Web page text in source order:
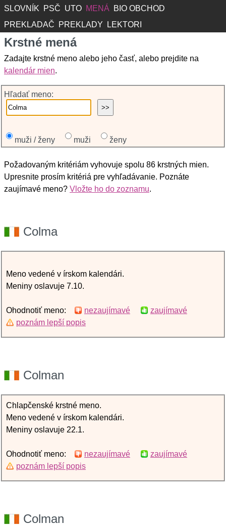
SLOVNÍK PSČ UTO MENÁ
BIO OBCHOD
PREKLADAČ
PREKLADY LEKTORI
Krstné mená
Zadajte krstné meno alebo jeho časť, alebo prejdite na
kalendár mien.
Hľadať meno:
muži / ženy muži ženy
Požadovaným kritériám vyhovuje spolu 86 krstných mien.
Upresnite prosím kritériá pre vyhľadávanie. Poznáte
zaujímavé meno? Vložte ho do zoznamu.
Colma
Meno vedené v írskom kalendári.
Meniny oslavuje 7.10.
Ohodnotiť meno: nezaujímavé
zaujímavé
poznám lepší popis
Colman
Chlapčenské krstné meno.
Meno vedené v írskom kalendári.
Meniny oslavuje 22.1.
Ohodnotiť meno: nezaujímavé
zaujímavé
poznám lepší popis
Colman